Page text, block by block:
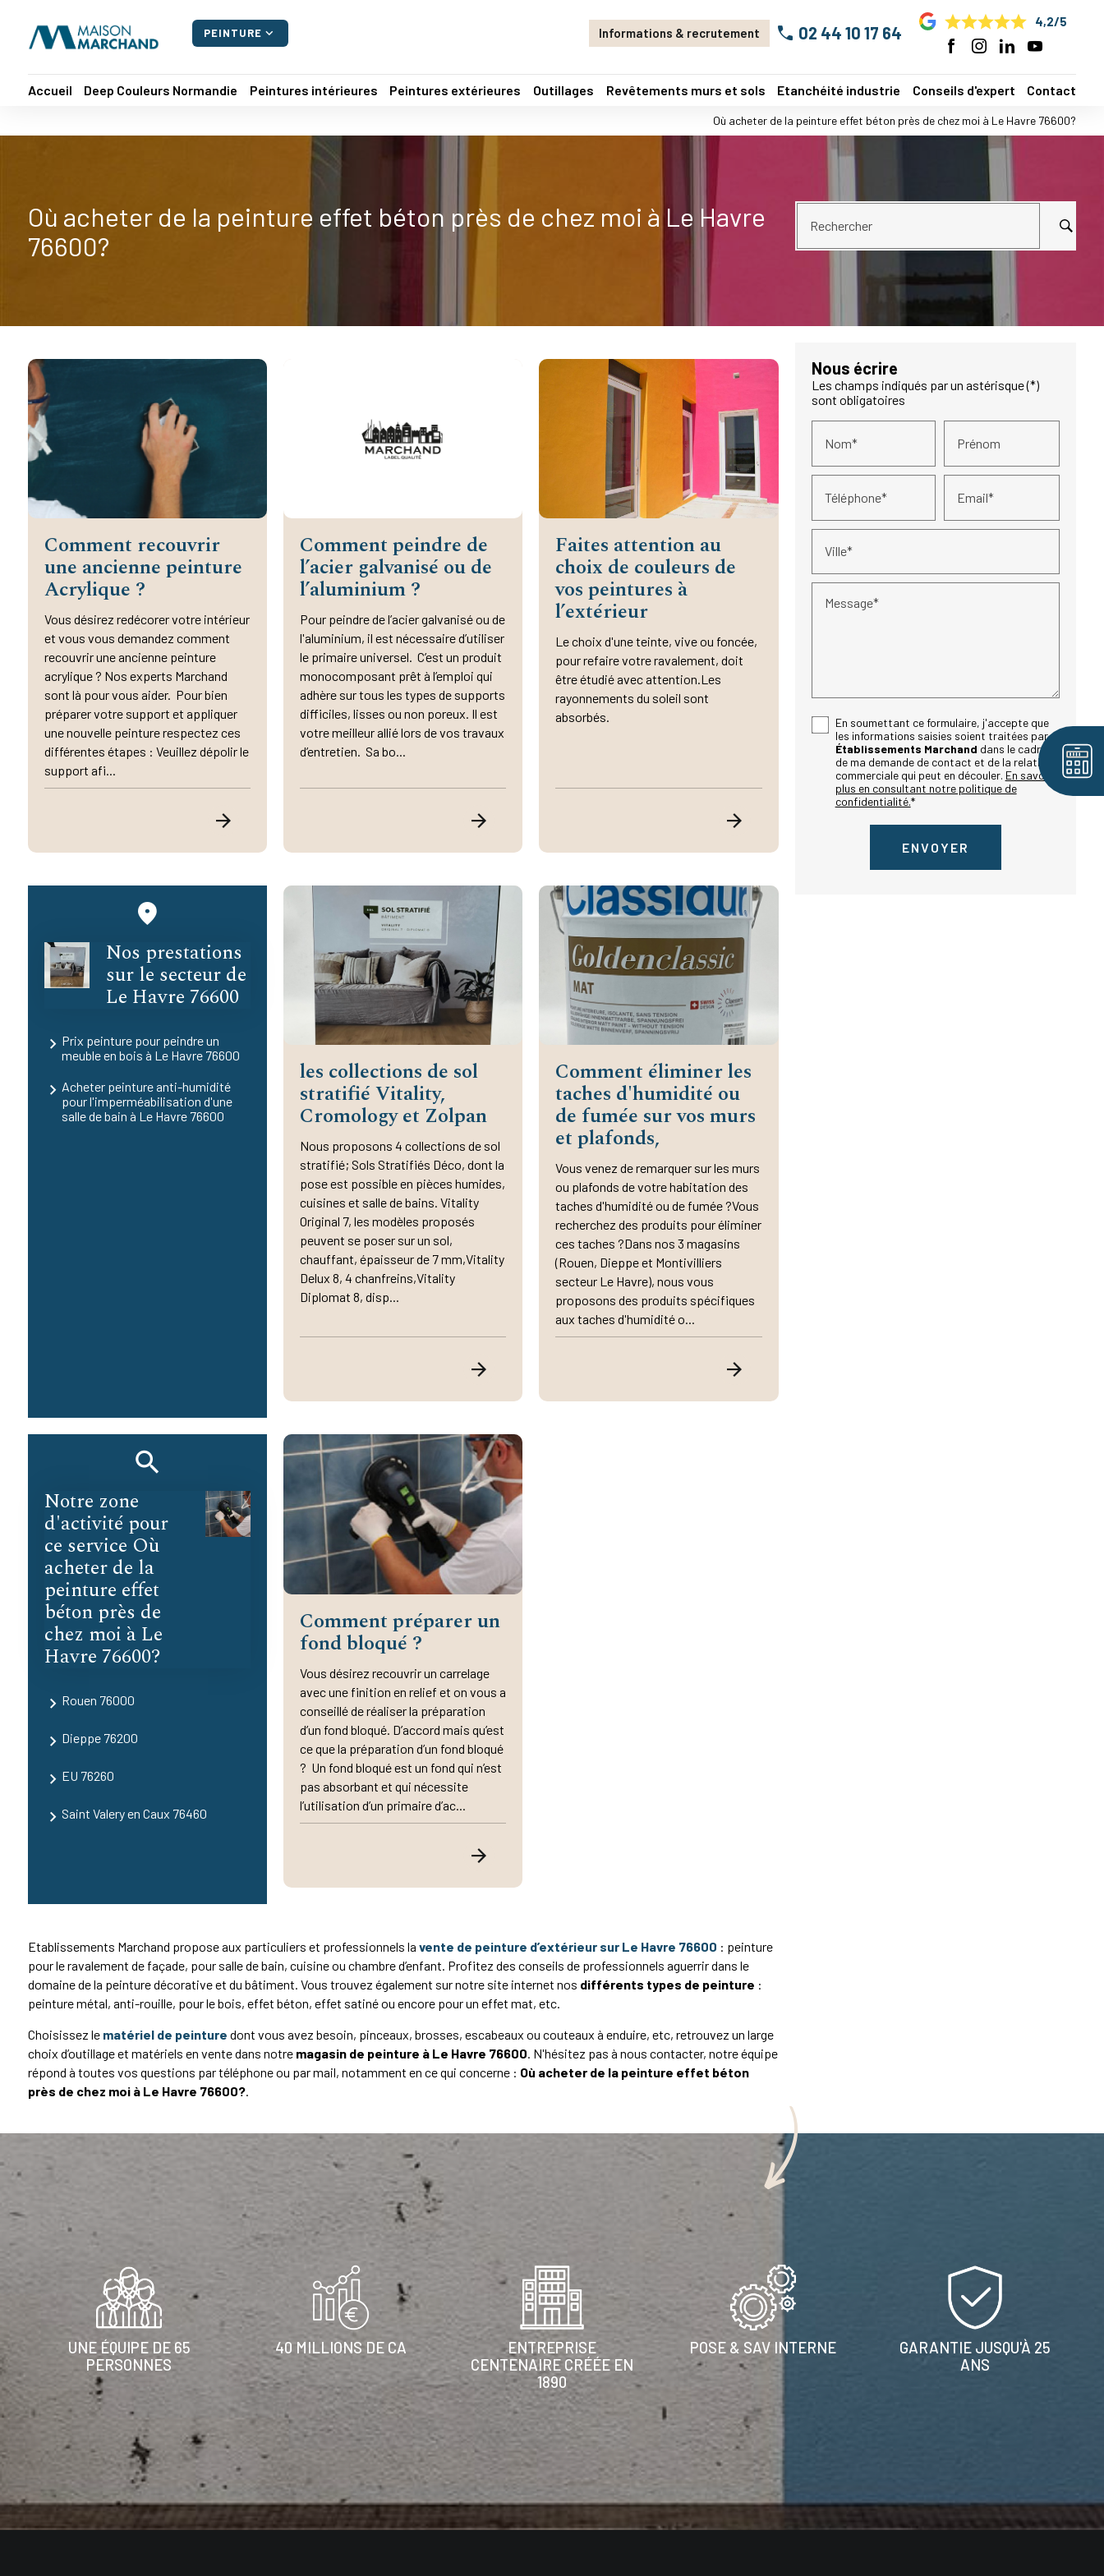
PEINTURE expand_more Informations & recrutement 02 44 10 17 64
4,2/5
Accueil Deep Couleurs Normandie Peintures intérieures Peintures extérieures Outillages Revêtements murs et sols Etanchéité industrie Conseils d'expert Contact
Où acheter de la peinture effet béton près de chez moi à Le Havre 76600?
Où acheter de la peinture effet béton près de chez moi à Le Havre
76600?
Rechercher
Comment recouvrir
une ancienne peinture
Acrylique ?
Vous désirez redécorer votre intérieur
et vous vous demandez comment
recouvrir une ancienne peinture
acrylique ? Nos experts Marchand
sont là pour vous aider. Pour bien
préparer votre support et appliquer
une nouvelle peinture respectez ces
différentes étapes : Veuillez dépolir le
support afi...
Comment peindre de
l’acier galvanisé ou de
l’aluminium ?
Pour peindre de l’acier galvanisé ou de
l'aluminium, il est nécessaire d’utiliser
le primaire universel. C’est un produit
monocomposant prêt à l’emploi qui
adhère sur tous les types de supports
difficiles, lisses ou non poreux. Il est
votre meilleur allié lors de vos travaux
d’entretien. Sa bo...
Faites attention au
choix de couleurs de
vos peintures à
l’extérieur
Le choix d'une teinte, vive ou foncée,
pour refaire votre ravalement, doit
être étudié avec attention.Les
rayonnements du soleil sont
absorbés.
Nos prestations
sur le secteur de
Le Havre 76600
Prix peinture pour peindre un
meuble en bois à Le Havre 76600
Acheter peinture anti-humidité
pour l'imperméabilisation d'une
salle de bain à Le Havre 76600
les collections de sol
stratifié Vitality,
Cromology et Zolpan
Nous proposons 4 collections de sol
stratifié; Sols Stratifiés Déco, dont la
pose est possible en pièces humides,
cuisines et salle de bains. Vitality
Original 7, les modèles proposés
peuvent se poser sur un sol,
chauffant, épaisseur de 7 mm,Vitality
Delux 8, 4 chanfreins,Vitality
Diplomat 8, disp...
Comment éliminer les
taches d'humidité ou
de fumée sur vos murs
et plafonds,
Vous venez de remarquer sur les murs
ou plafonds de votre habitation des
taches d'humidité ou de fumée ?Vous
recherchez des produits pour éliminer
ces taches ?Dans nos 3 magasins
(Rouen, Dieppe et Montivilliers
secteur Le Havre), nous vous
proposons des produits spécifiques
aux taches d'humidité o...
Notre zone
d'activité pour
ce service Où
acheter de la
peinture effet
béton près de
chez moi à Le
Havre 76600?
Rouen 76000
Dieppe 76200
EU 76260
Saint Valery en Caux 76460
Comment préparer un
fond bloqué ?
Vous désirez recouvrir un carrelage
avec une finition en relief et on vous a
conseillé de réaliser la préparation
d’un fond bloqué. D’accord mais qu’est
ce que la préparation d’un fond bloqué
? Un fond bloqué est un fond qui n’est
pas absorbant et qui nécessite
l’utilisation d’un primaire d’ac...
Etablissements Marchand propose aux particuliers et professionnels la vente de peinture d’extérieur sur Le Havre 76600 : peinture
pour le ravalement de façade, pour salle de bain, cuisine ou chambre d’enfant. Profitez des conseils de professionnels aguerrir dans le
domaine de la peinture décorative et du bâtiment. Vous trouvez également sur notre site internet nos différents types de peinture :
peinture métal, anti-rouille, pour le bois, effet béton, effet satiné ou encore pour un effet mat, etc.
Choisissez le matériel de peinture dont vous avez besoin, pinceaux, brosses, escabeaux ou couteaux à enduire, etc, retrouvez un large
choix d’outillage et matériels en vente dans notre magasin de peinture à Le Havre 76600 . N'hésitez pas à nous contacter, notre équipe
répond à toutes vos questions par téléphone ou par mail, notamment en ce qui concerne : Où acheter de la peinture effet béton
près de chez moi à Le Havre 76600?.
Nous écrire
Les champs indiqués par un astérisque (*)
sont obligatoires
Nom* Prénom
Téléphone* Email*
Ville*
Message*
En soumettant ce formulaire, j'accepte que
les informations saisies soient traitées par
Établissements Marchand dans le cadre
de ma demande de contact et de la relation
commerciale qui peut en découler. En savoir
plus en consultant notre politique de
confidentialité.*
UNE ÉQUIPE DE 65
PERSONNES
40 MILLIONS DE CA
ENTREPRISE
CENTENAIRE CRÉÉE EN
1890
POSE & SAV INTERNE
GARANTIE JUSQU'À 25
ANS